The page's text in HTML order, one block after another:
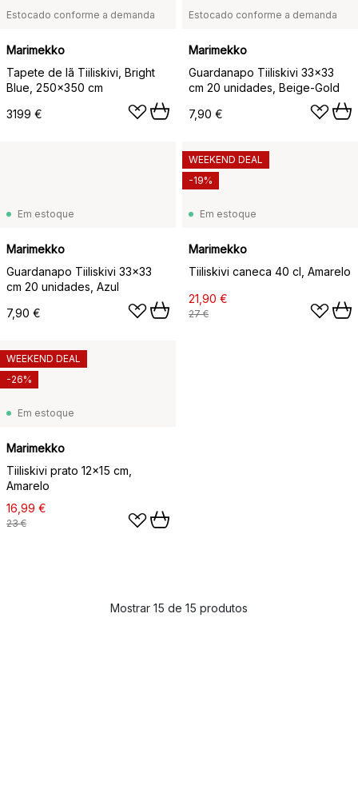
Estocado conforme a demanda
Marimekko
Tapete de lã Tiiliskivi, Bright
Blue, 250x350 cm
3199 €
Estocado conforme a demanda
Marimekko
Guardanapo Tiiliskivi 33x33
cm 20 unidades, Beige-Gold
7,90 €
Em estoque
Marimekko
Guardanapo Tiiliskivi 33x33
cm 20 unidades, Azul
7,90 €
Em estoque
Marimekko
Tiiliskivi caneca 40 cl, Amarelo
21,90 €
27 €
WEEKEND DEAL
-19%
Em estoque
Marimekko
Tiiliskivi prato 12x15 cm,
Amarelo
16,99 €
23 €
WEEKEND DEAL
-26%
Mostrar 15 de 15 produtos